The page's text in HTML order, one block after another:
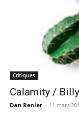
Critiques
Calamity / Billy
Dan Renier - 11 mars